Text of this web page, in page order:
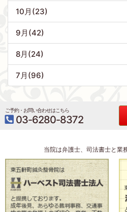
10月(23)
9月(42)
8月(24)
7月(96)
ご予約・お問い合わせはこちら
03-6280-8372
当院は弁護士、司法書士と業